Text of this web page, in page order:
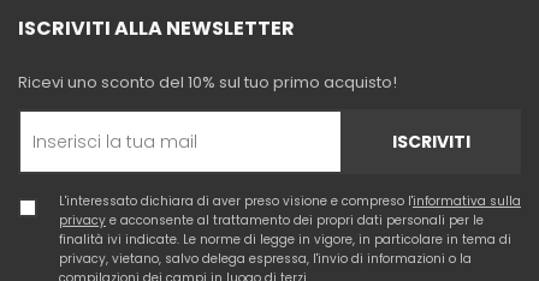
ISCRIVITI ALLA NEWSLETTER
Ricevi uno sconto del 10% sul tuo primo acquisto!
ISCRIVITI
L'interessato dichiara di aver preso visione e compreso l'informativa sulla
privacy e acconsente al trattamento dei propri dati personali per le
finalità ivi indicate. Le norme di legge in vigore, in particolare in tema di
privacy, vietano, salvo delega espressa, l'invio di informazioni o la